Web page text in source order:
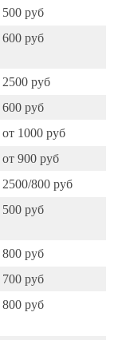
500 руб
600 руб
2500 руб
600 руб
от 1000 руб
от 900 руб
2500/800 руб
500 руб
800 руб
700 руб
800 руб